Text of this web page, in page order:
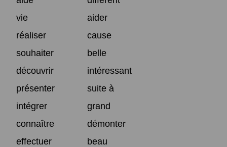
vie
aider
réaliser
cause
souhaiter
belle
découvrir
intéressant
présenter
suite à
intégrer
grand
connaître
démonter
effectuer
beau